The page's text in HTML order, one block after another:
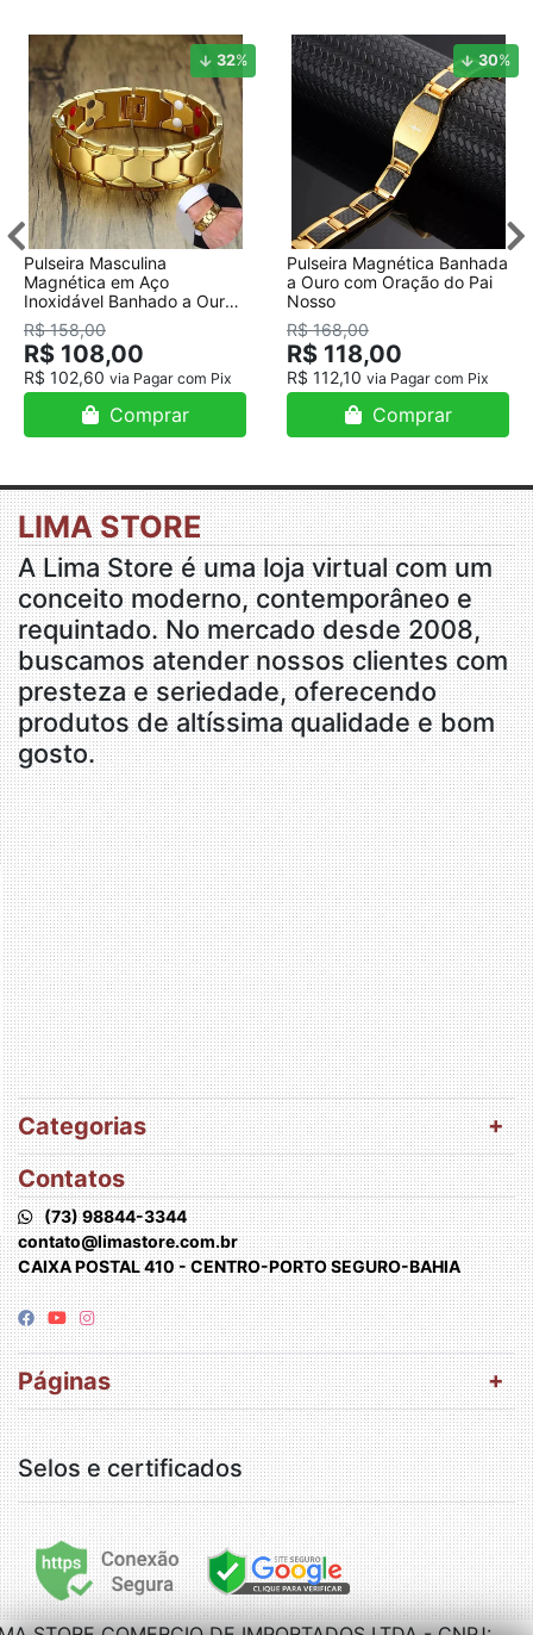
32%
Pulseira Masculina
Magnética em Aço
Inoxidável Banhado a Ouro
18K
R$ 158,00
R$ 108,00
R$ 102,60 via Pagar com Pix
Comprar
30%
Pulseira Magnética Banhada
a Ouro com Oração do Pai
Nosso
R$ 168,00
R$ 118,00
R$ 112,10 via Pagar com Pix
Comprar
LIMA STORE
A Lima Store é uma loja virtual com um
conceito moderno, contemporâneo e
requintado. No mercado desde 2008,
buscamos atender nossos clientes com
presteza e seriedade, oferecendo
produtos de altíssima qualidade e bom
gosto.
Categorias
Contatos
(73) 98844-3344
contato@limastore.com.br
CAIXA POSTAL 410 - CENTRO-PORTO SEGURO-BAHIA
Páginas
Selos e certificados